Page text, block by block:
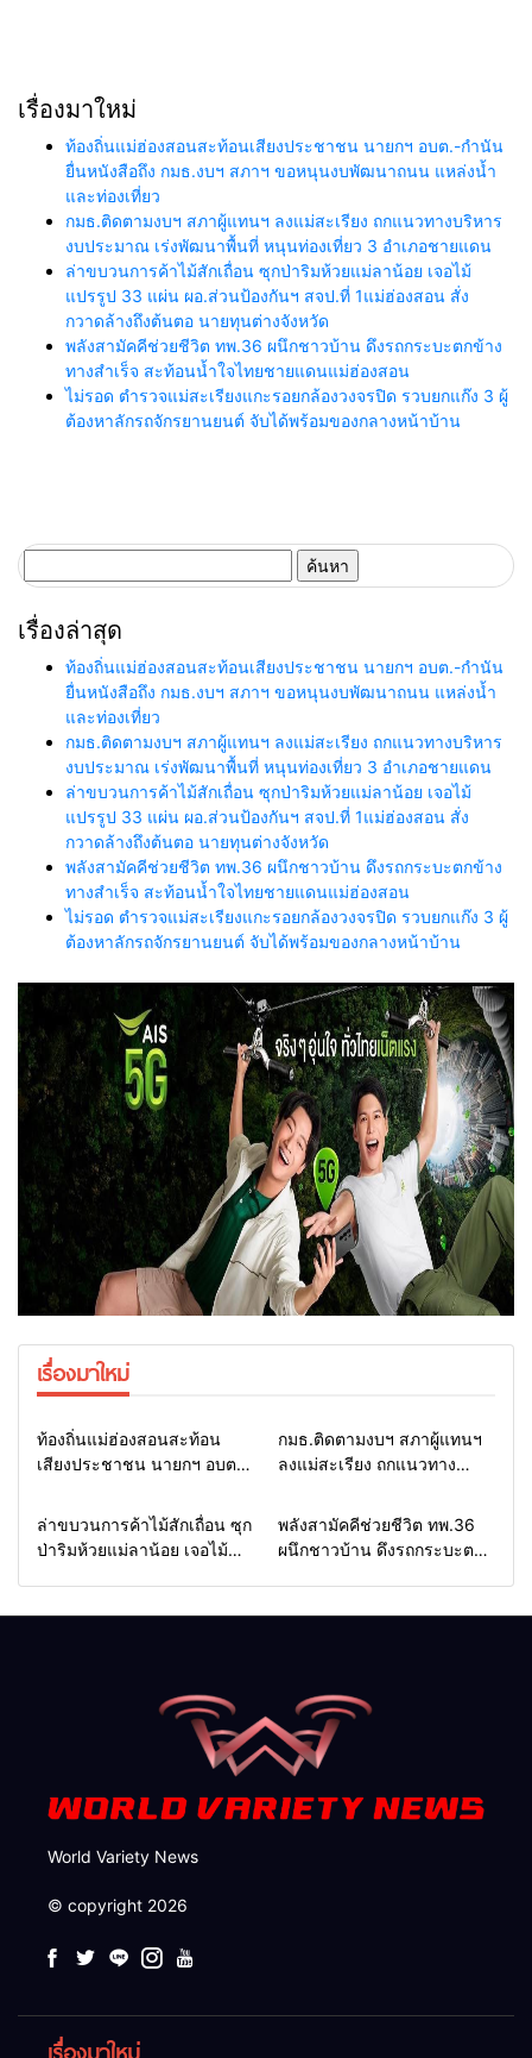
เรื่องมาใหม่
ท้องถิ่นแม่ฮ่องสอนสะท้อนเสียงประชาชน นายกฯ อบต.-กำนัน
ยื่นหนังสือถึง กมธ.งบฯ สภาฯ ขอหนุนงบพัฒนาถนน แหล่งน้ำ
และท่องเที่ยว
กมธ.ติดตามงบฯ สภาผู้แทนฯ ลงแม่สะเรียง ถกแนวทางบริหาร
งบประมาณ เร่งพัฒนาพื้นที่ หนุนท่องเที่ยว 3 อำเภอชายแดน
ล่าขบวนการค้าไม้สักเถื่อน ซุกป่าริมห้วยแม่ลาน้อย เจอไม้
แปรรูป 33 แผ่น ผอ.ส่วนป้องกันฯ สจป.ที่ 1แม่ฮ่องสอน สั่ง
กวาดล้างถึงต้นตอ นายทุนต่างจังหวัด
พลังสามัคคีช่วยชีวิต ทพ.36 ผนึกชาวบ้าน ดึงรถกระบะตกข้าง
ทางสำเร็จ สะท้อนน้ำใจไทยชายแดนแม่ฮ่องสอน
ไม่รอด ตำรวจแม่สะเรียงแกะรอยกล้องวงจรปิด รวบยกแก๊ง 3 ผู้
ต้องหาลักรถจักรยานยนต์ จับได้พร้อมของกลางหน้าบ้าน
สำหรับ:
เรื่องล่าสุด
ท้องถิ่นแม่ฮ่องสอนสะท้อนเสียงประชาชน นายกฯ อบต.-กำนัน
ยื่นหนังสือถึง กมธ.งบฯ สภาฯ ขอหนุนงบพัฒนาถนน แหล่งน้ำ
และท่องเที่ยว
กมธ.ติดตามงบฯ สภาผู้แทนฯ ลงแม่สะเรียง ถกแนวทางบริหาร
งบประมาณ เร่งพัฒนาพื้นที่ หนุนท่องเที่ยว 3 อำเภอชายแดน
ล่าขบวนการค้าไม้สักเถื่อน ซุกป่าริมห้วยแม่ลาน้อย เจอไม้
แปรรูป 33 แผ่น ผอ.ส่วนป้องกันฯ สจป.ที่ 1แม่ฮ่องสอน สั่ง
กวาดล้างถึงต้นตอ นายทุนต่างจังหวัด
พลังสามัคคีช่วยชีวิต ทพ.36 ผนึกชาวบ้าน ดึงรถกระบะตกข้าง
ทางสำเร็จ สะท้อนน้ำใจไทยชายแดนแม่ฮ่องสอน
ไม่รอด ตำรวจแม่สะเรียงแกะรอยกล้องวงจรปิด รวบยกแก๊ง 3 ผู้
ต้องหาลักรถจักรยานยนต์ จับได้พร้อมของกลางหน้าบ้าน
เรื่องมาใหม่
Home รอบรั้วทั่วไทย
ท้องถิ่นแม่ฮ่องสอนสะท้อน
เสียงประชาชน นายกฯ อบต.-
สภาฯ ขอหนุนงบพัฒนาถนน
แหล่งน้ำ และท่องเที่ยว
Home รอบรั้วทั่วไทย
กมธ.ติดตามงบฯ สภาผู้แทนฯ
ลงแม่สะเรียง ถกแนวทาง
พื้นที่ หนุนท่องเที่ยว 3 อำเภอ
ชายแดน
Home รอบรั้วทั่วไทย
ล่าขบวนการค้าไม้สักเถื่อน ซุก
ป่าริมห้วยแม่ลาน้อย เจอไม้
Home แวดวงทหาร
พลังสามัคคีช่วยชีวิต ทพ.36
ผนึกชาวบ้าน ดึงรถกระบะตก
World Variety News
© copyright 2026